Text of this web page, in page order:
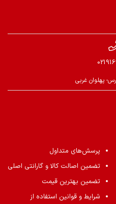
پهلوان غربی
پرسش‌های متداول
تضمین اصالت کالا و گارانتی اصلی
تضمین بهترین قیمت
شرایط و قوانین استفاده از